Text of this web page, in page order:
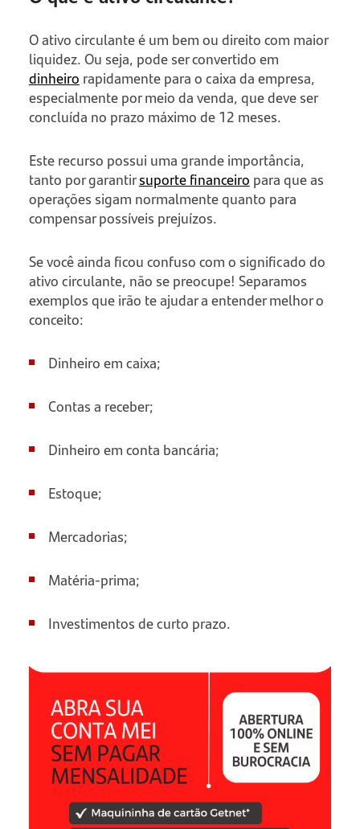
O ativo circulante é um bem ou direito com maior
liquidez. Ou seja, pode ser convertido em
dinheiro rapidamente para o caixa da empresa,
especialmente por meio da venda, que deve ser
concluída no prazo máximo de 12 meses.
Este recurso possui uma grande importância,
tanto por garantirsuporte financeiro para que as
operações sigam normalmente quanto para
compensar possíveis prejuízos.
Se você ainda ficou confuso com o significado do
ativo circulante, não se preocupe! Separamos
exemplos que irão te ajudar a entender melhor o
conceito:
Dinheiro em caixa;
Contas a receber;
Dinheiro em conta bancária;
Estoque;
Mercadorias;
Matéria-prima;
Investimentos de curto prazo.